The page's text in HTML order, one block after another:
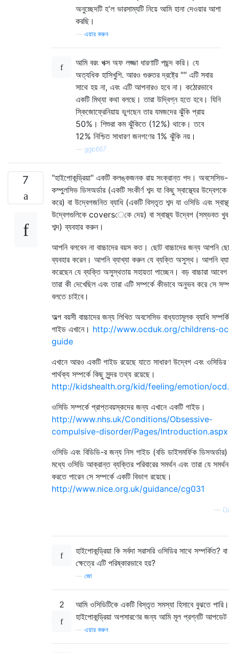
অনুচ্ছেদটি হ'ল ভারসাম্যটি নিয়ে আমি হানা দেওয়ার আশা
করছি।
এয়ার করুন
আমি বরং পক্স অফ লজ্জা ধারণাটি পছন্দ করি। যে
অত্যধিক হাসিখুশি. আরও গুরুতর দ্রষ্ট্রে "" এটি সবার
সাথে হয় না, এবং এটি আপনারও হবে না। কঠোরভাবে
একটি মিথ্যা কথা বলছে। তারা উদ্বিগ্ন হতে হবে। যিনি
স্কিজোফ্রেনিয়ায় ভুগছেন তার যমজদের ঝুঁকি প্রায়
50%। শিশুরা কম ঝুঁকিতে (12%) থাকে। তবে
12% নিশ্চিত সাধারণ জনগণের 1% ঝুঁকি নয়।
ggb667
7
"হাইপোকন্ড্রিয়া" একটি কলঙ্কজনক রায় সংক্রান্ত পদ। অবসেসিভ-
কম্পুলসিভ ডিসঅর্ডার (একটি সংকীর্ণ শব্দ যা কিছু স্বাস্থ্যের
করে) বা উদ্বেগজনিত ব্যাধি (একটি বিস্তৃত শব্দ যা ওসিডি এবং
উদ্বেগগুলিকে coversেকে দেয়) বা স্বাস্থ্য উদ্বেগ (সম্ভবত খুব
শব্দ) ব্যবহার করুন।
আপনি বলবেন না বাচ্চাদের বয়স কত। ছোট বাচ্চাদের জন্য আপনি
ব্যবহার করেন। আপনি ব্যাখ্যা করুন যে ব্যক্তি অসুস্থ। আপনি
করেছেন যে ব্যক্তি অসুস্থতায় সহায়তা পাচ্ছেন। বড় বাচ্চারা
তারা কী দেখেছিল এবং তারা এটি সম্পর্কে কীভাবে অনুভব করে সে
বলতে চাইবে।
অল্প বয়সী বাচ্চাদের জন্য লিখিত অবসেসিভ বাধ্যতামূলক ব্যাধি
গাইড এখানে। http://www.ocduk.org/childrens-
guide
এখানে আরও একটি গাইড রয়েছে যাতে সাধারণ উদ্বেগ এবং ওসিডির
পার্থক্য সম্পর্কে কিছু সুন্দর তথ্য রয়েছে।
http://kidshealth.org/kid/feeling/emotion/
ওসিডি সম্পর্কে প্রাপ্তবয়স্কদের জন্য এখানে একটি গাইড।
http://www.nhs.uk/Conditions/Obsessive-
compulsive-disorder/Pages/Introduction.aspx
ওসিডি এবং বিডিডি-র জন্য নিস গাইড (বডি ডাইসমর্ফিক
মধ্যে ওসিডি আক্রান্ত ব্যক্তির পরিবারের সমর্থন এবং তারা যে
করতে পারেন সে সম্পর্কে একটি বিভাগ রয়েছে।
http://www.nice.org.uk/guidance/cg031
—
হাইপোকন্ড্রিয়া কি সর্বদা সরাসরি ওসিডির সাথে সম্পর্কিত?
ক্ষেত্রে এটি পরিষ্কারভাবে হয়?
জো
2
আমি ওসিডিটিকে একটি বিস্তৃত সমস্যা হিসাবে বুঝতে পারি।
হাইপোকন্ড্রিয়া অপসারণের জন্য আমি মূল প্রশ্নটি
এয়ার করুন